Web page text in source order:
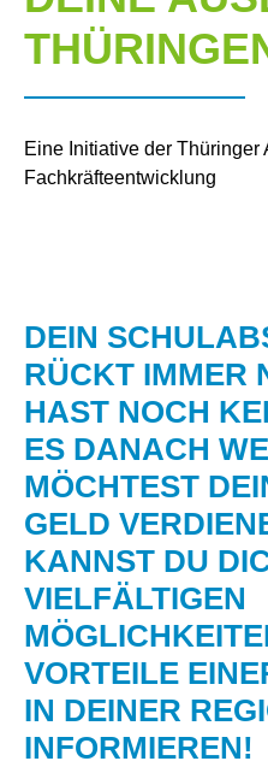
Eine Initiative der
Fachkräfteentwicklung
DEIN
RÜCKT IMMER
HAST NOCH
ES DANACH
MÖCHTEST
GELD
KANNST DU
VIELFÄLTIGEN
VORTEILE
IN DEINER
INFORMIEREN!